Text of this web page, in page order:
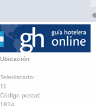
Ubicación
Telediscado:
11
Código postal:
1824